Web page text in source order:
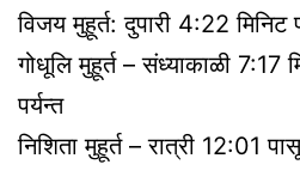
विजय मुहूर्त: दुपारी 4:22 मिनिट
गोधूलि मुहूर्त – संध्याकाळी 7:17
पर्यन्त
निशिता मुहूर्त – रात्री 12:01